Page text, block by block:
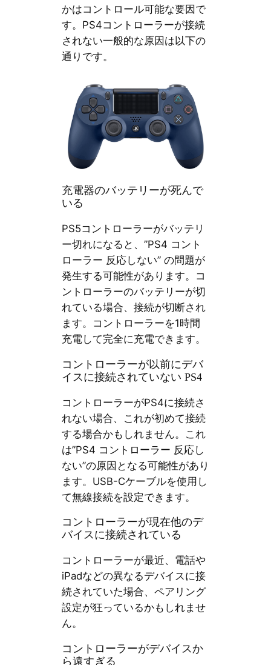
かはコントロール可能な要因で
す。PS4コントローラーが接続
されない一般的な原因は以下の
通りです。
充電器のバッテリーが死んで
いる
PS5コントローラーがバッテリ
ー切れになると、”PS4 コント
ローラー 反応しない” の問題が
発生する可能性があります。コ
ントローラーのバッテリーが切
れている場合、接続が切断され
ます。コントローラーを1時間
充電して完全に充電できます。
コントローラーが以前にデバ
イスに接続されていない PS4
コントローラーがPS4に接続さ
れない場合、これが初めて接続
する場合かもしれません。これ
は”PS4 コントローラー 反応し
ない”の原因となる可能性があり
ます。USB-Cケーブルを使用し
て無線接続を設定できます。
コントローラーが現在他のデ
バイスに接続されている
コントローラーが最近、電話や
iPadなどの異なるデバイスに接
続されていた場合、ペアリング
設定が狂っているかもしれませ
ん。
コントローラーがデバイスか
ら遠すぎる